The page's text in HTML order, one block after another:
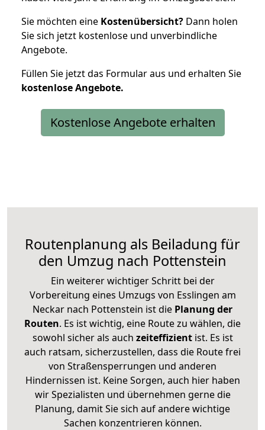
Sie möchten eine Kostenübersicht? Dann holen
Sie sich jetzt kostenlose und unverbindliche
Angebote.
Füllen Sie jetzt das Formular aus und erhalten Sie
kostenloseAngebote.
Kostenlose Angebote erhalten
Routenplanung als Beiladung für
den Umzug nach Pottenstein
Ein weiterer wichtiger Schritt bei der
Vorbereitung eines Umzugs von Esslingen am
Neckar nach Pottenstein ist die Planung der
Routen. Es ist wichtig, eine Route zu wählen, die
sowohl sicher als auch zeiteffizientist. Es ist
auch ratsam, sicherzustellen, dass die Route frei
von Straßensperrungen und anderen
Hindernissen ist. Keine Sorgen, auch hier haben
wir Spezialisten und übernehmen gerne die
Planung, damit Sie sich auf andere wichtige
Sachen konzentrieren können.